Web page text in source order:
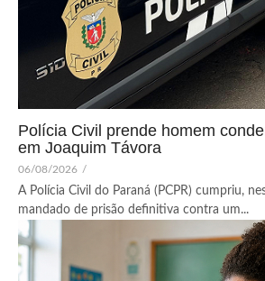
Polícia Civil prende homem
em Joaquim Távora
06/08/2026 /
A Polícia Civil do Paraná (PCPR) cumpriu,
mandado de prisão definitiva contra um...